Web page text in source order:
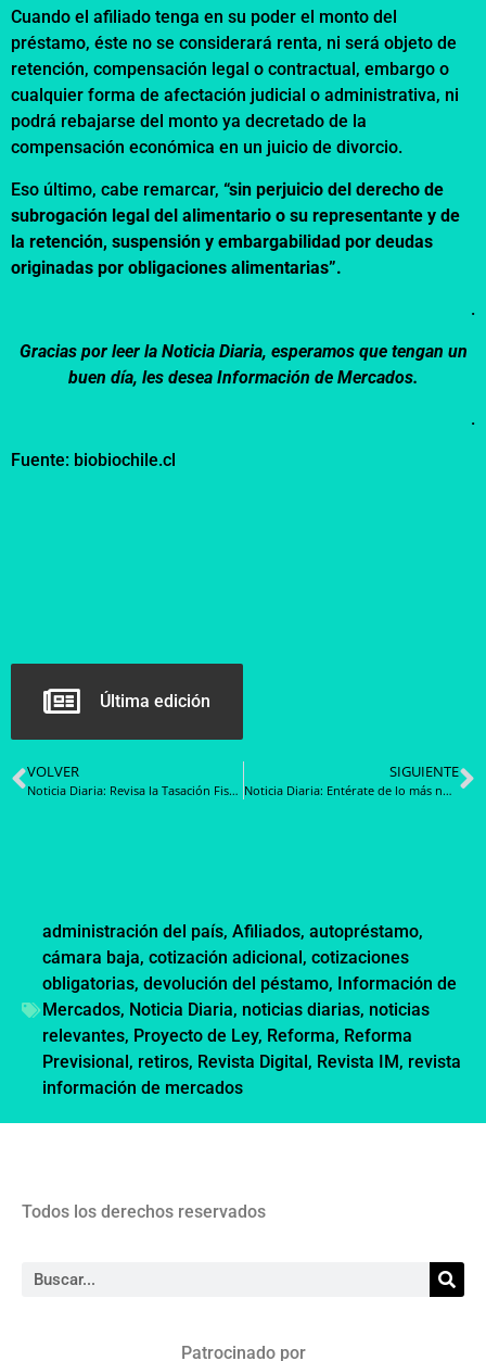
Cuando el afiliado tenga en su poder el monto del
préstamo, éste no se considerará renta, ni será objeto de
retención, compensación legal o contractual, embargo o
cualquier forma de afectación judicial o administrativa, ni
podrá rebajarse del monto ya decretado de la
compensación económica en un juicio de divorcio.
Eso último, cabe remarcar, “sin perjuicio del derecho de
subrogación legal del alimentario o su representante y de
la retención, suspensión y embargabilidad por deudas
originadas por obligaciones alimentarias”.
.
Gracias por leer la Noticia Diaria, esperamos que tengan un
buen día, les desea Información de Mercados.
.
Fuente: biobiochile.cl
Última edición
VOLVER
Noticia Diaria: Revisa la Tasación Fiscal de Vehículos para 2024 y entérate de cuanto tendrás que pagar por el Permiso de Circulación
SIGUIENTE
Noticia Diaria: Entérate de lo más novedoso durante la Semana de la Alta Costura de París
administración del país, Afiliados, autopréstamo,
cámara baja, cotización adicional, cotizaciones
obligatorias, devolución del péstamo, Información de
Mercados, Noticia Diaria, noticias diarias, noticias
relevantes, Proyecto de Ley, Reforma, Reforma
Previsional, retiros, Revista Digital, Revista IM, revista
información de mercados
Todos los derechos reservados
Patrocinado por